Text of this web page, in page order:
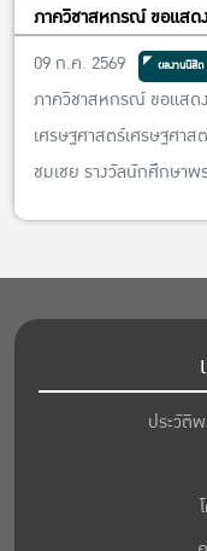
ภาควิชาสหกรณ์ ขอแส
09 ก.ค. 2569
ผลงานนิสิต
ภาควิชาสหกรณ์ ขอแส
เศรษฐศาสตร์เศรษฐศา
ชมเชย รางวัลนักศึกษาพ
ประวัติ